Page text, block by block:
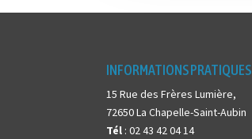
INFORMATIONS PRATIQUES
15 Rue des Frères Lumière,
72650 La Chapelle-Saint-Aubin
Tél : 02 43 42 04 14